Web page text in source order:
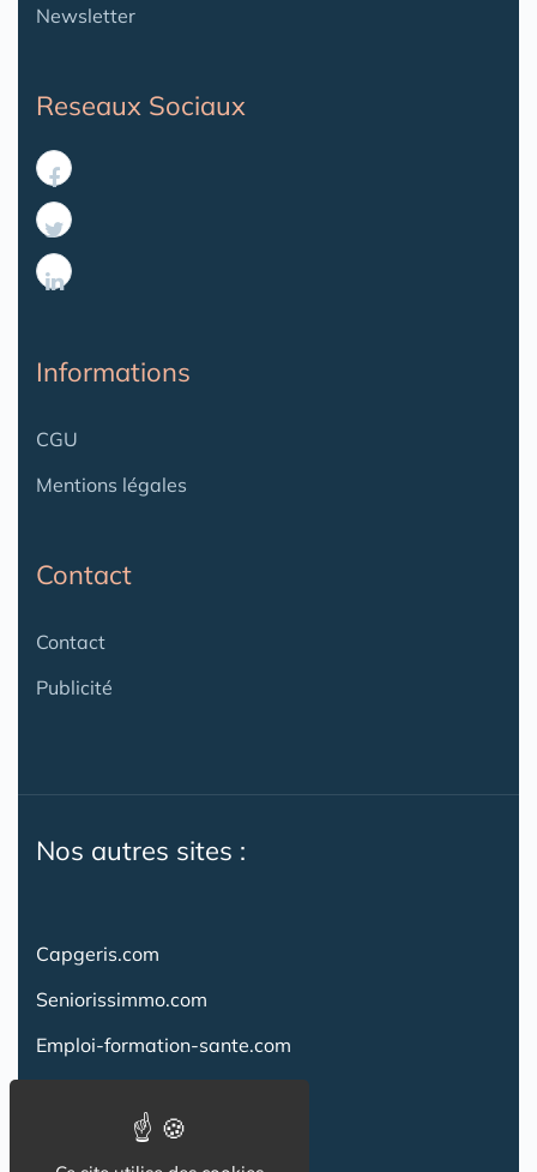
Newsletter
Reseaux Sociaux
Informations
CGU
Mentions légales
Contact
Contact
Publicité
Nos autres sites :
Capgeris.com
Seniorissimmo.com
Emploi-formation-sante.com
Creche-et-naissance.com